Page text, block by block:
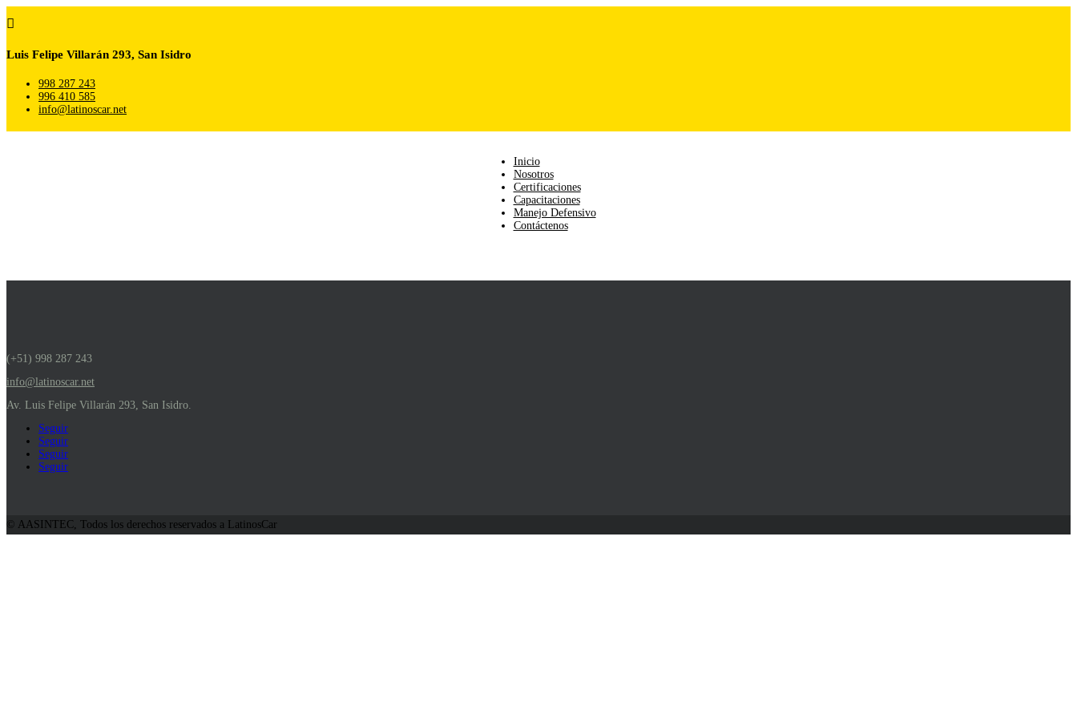

Luis Felipe Villarán 293, San Isidro
998 287 243
996 410 585
info@latinoscar.net
Inicio
Nosotros
Certificaciones
Capacitaciones
Manejo Defensivo
Contáctenos
(+51) 998 287 243
info@latinoscar.net
Av. Luis Felipe Villarán 293, San Isidro.
Seguir
Seguir
Seguir
Seguir
© AASINTEC, Todos los derechos reservados a LatinosCar